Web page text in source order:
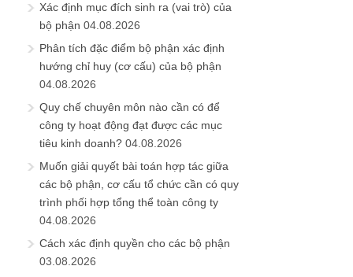
Xác định mục đích sinh ra (vai trò) của
bộ phận 04.08.2026
Phân tích đặc điểm bộ phận xác định
hướng chỉ huy (cơ cấu) của bộ phận
04.08.2026
Quy chế chuyên môn nào cần có để
công ty hoạt động đạt được các mục
tiêu kinh doanh? 04.08.2026
Muốn giải quyết bài toán hợp tác giữa
các bộ phận, cơ cấu tổ chức cần có quy
trình phối hợp tổng thể toàn công ty
04.08.2026
Cách xác định quyền cho các bộ phận
03.08.2026